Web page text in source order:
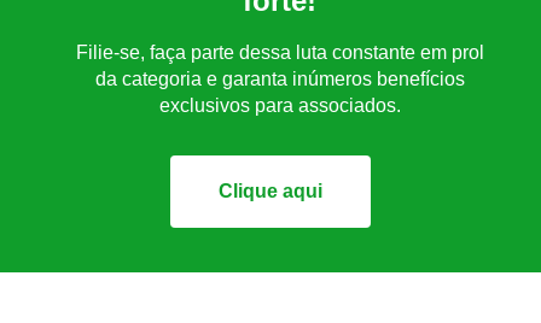
Filie-se, faça parte dessa luta constante em prol
da categoria e garanta inúmeros benefícios
exclusivos para associados.
Clique aqui